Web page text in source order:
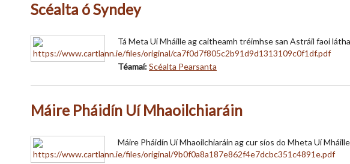
Scéalta ó Syndey
Tá Meta Uí Mháille ag caitheamh tréimhse san Astráil faoi
Téamaí:Scéalta Pearsanta
Máire Pháidín Uí Mhaoilchiaráin
Máire Pháidín Uí Mhaoilchiaráin ag cur síos do Mheta Uí